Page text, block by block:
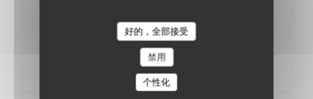
好的，全部接受
禁用
个性化
DESSERT